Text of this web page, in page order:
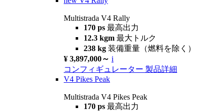
Multistrada V4 Rally
170 ps 最高出力
12.3 kgm 最大トルク
238 kg 装備重量（燃料を除く）
¥ 3,897,000～ i
コンフィギュレーター 製品詳細
V4 Pikes Peak
Multistrada V4 Pikes Peak
170 ps 最高出力